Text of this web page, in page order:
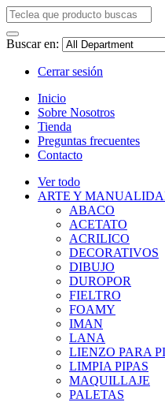
Buscar en:
Cerrar sesión
Inicio
Sobre Nosotros
Tienda
Preguntas frecuentes
Contacto
Ver todo
ARTE Y
ABACO
ACETATO
ACRILICO
DECORATIVOS
DIBUJO
DUROPOR
FIELTRO
FOAMY
IMAN
LANA
LIENZO PARA
LIMPIA PIPAS
MAQUILLAJE
PALETAS